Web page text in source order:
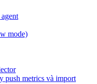
mode)
push metrics và import